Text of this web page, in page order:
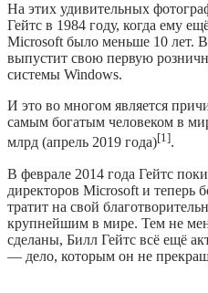
На этих удивительных
Гейтс в 1984 году, когда ему
Microsoft было меньше 10 лет.
выпустит свою первую
системы Windows.
И это во многом является
самым богатым человеком в
млрд (апрель 2019 года)[1].
В феврале 2014 года Гейтс
директоров Microsoft и теперь
тратит на свой
крупнейшим в мире. Тем не
сделаны, Билл Гейтс всё ещё
— дело, которым он не